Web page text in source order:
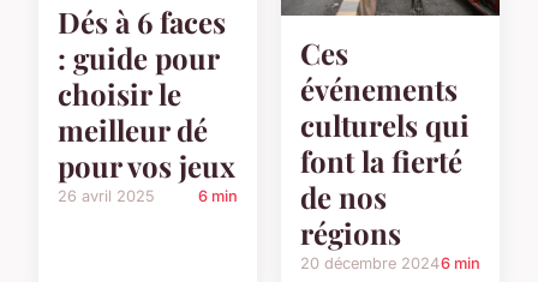
Dés à 6 faces
: guide pour
choisir le
meilleur dé
pour vos jeux
26 avril 2025 6 min
Ces
événements
culturels qui
font la fierté
de nos
régions
20 décembre 20246 min